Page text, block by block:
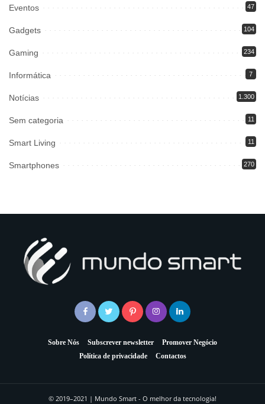
Eventos 47
Gadgets 104
Gaming 234
Informática 7
Notícias 1.300
Sem categoria 11
Smart Living 11
Smartphones 270
Sobre Nós Subscrever newsletter
Promover Negócio
Política de privacidade
Contactos
© 2019–2021 | Mundo Smart - O melhor da tecnologia!